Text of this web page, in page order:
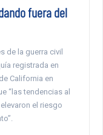
fuera del
de la guerra civil
registrada en
California en
“las tendencias al
el riesgo